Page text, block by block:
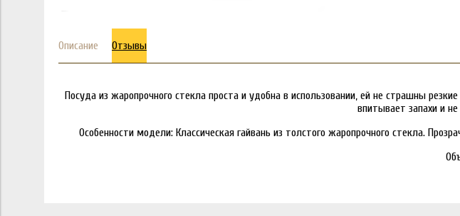
Описание Отзывы
Посуда из жаропрочного стекла проста и удобна в использовании, ей не страшны
впитывает запахи и
Особенности модели: Классическая гайвань из толстого жаропрочного стекла.